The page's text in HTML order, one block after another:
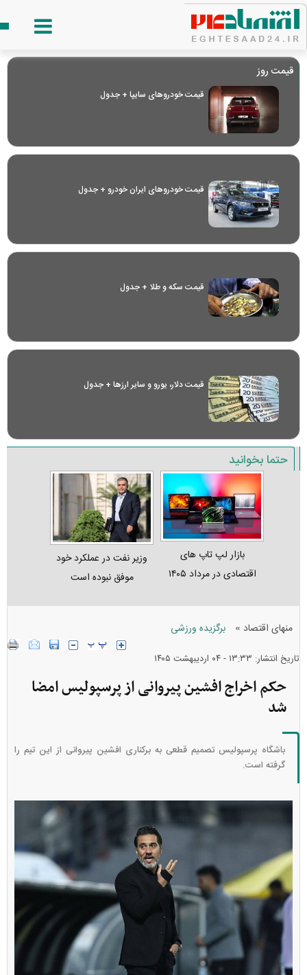
قیمت روز
قیمت خودرو‌های سایپا + جدول
قیمت خودرو‌های ایران خودرو + جدول
قیمت سکه و طلا + جدول
قیمت دلار، یورو و سایر ارز‌ها + جدول
حتما بخوانید
بازار لپ‌ تاپ‌ های
اقتصادی در مرداد ۱۴۰۵
وزیر نفت در عملکرد خود
موفق نبوده است
منهای اقتصاد » برگزیده ورزشی
تاریخ انتشار: ۱۳:۳۳ - ۰۴ ارديبهشت ۱۴۰۵
حکم اخراج افشین پیروانی از پرسپولیس امضا
شد
باشگاه پرسپولیس تصمیم قطعی به برکناری افشین پیروانی از این تیم را
گرفته است.